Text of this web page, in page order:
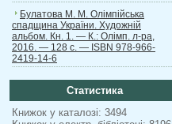
Булатова М. М. Олімпійська
спадщина України. Художній
альбом. Кн. 1. — К.: Олімп. л-ра,
2016. — 128 с. — ISBN 978-966-
2419-14-6
Статистика
Книжок у каталозі: 3494